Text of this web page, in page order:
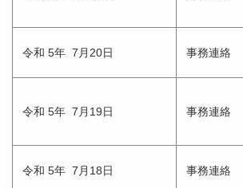
令和 5年 7月20日 事務連絡
令和 5年 7月19日 事務連絡
令和 5年 7月18日 事務連絡